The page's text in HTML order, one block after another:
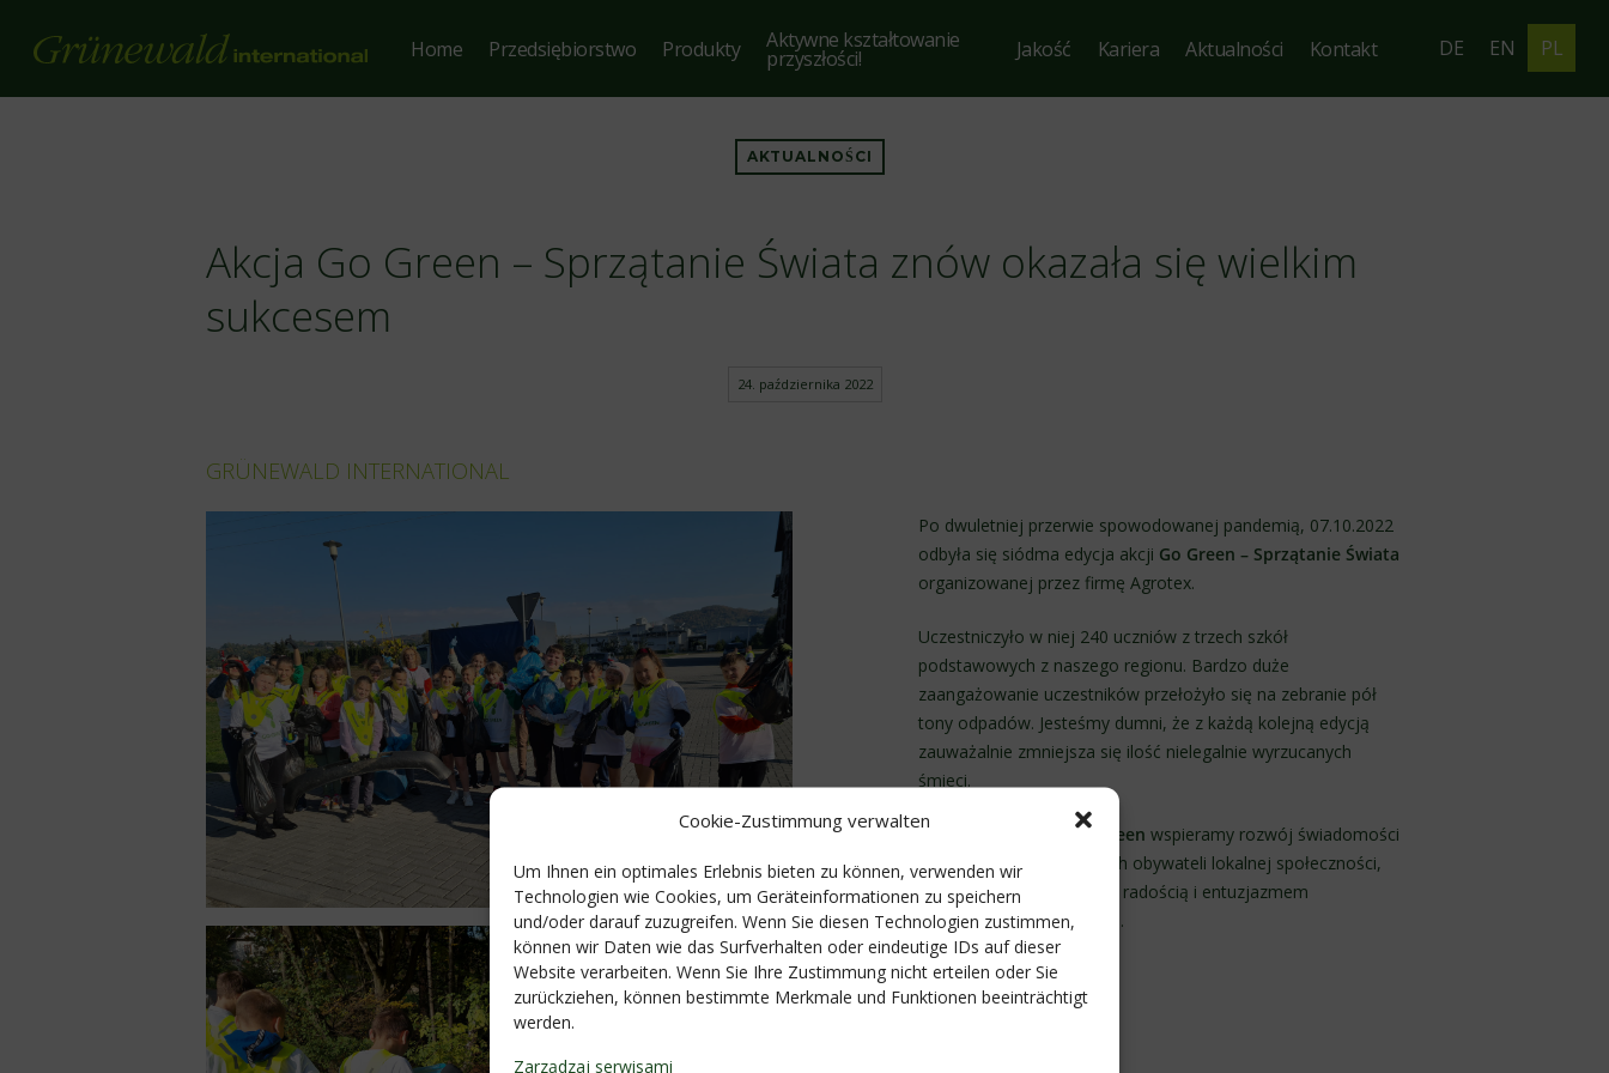
Cookie-Zustimmung verwalten
Um Ihnen ein optimales Erlebnis bieten zu können, verwenden wir
Technologien wie Cookies, um Geräteinformationen zu speichern
und/oder darauf zuzugreifen. Wenn Sie diesen Technologien zustimmen,
können wir Daten wie das Surfverhalten oder eindeutige IDs auf dieser
Website verarbeiten. Wenn Sie Ihre Zustimmung nicht erteilen oder Sie
zurückziehen, können bestimmte Merkmale und Funktionen beeinträchtigt
werden.
Zarządzaj serwisami
content
Home Przedsiębiorstwo Produkty Aktywne kształtowanie
przyszłości! Jakość Kariera Aktualności Kontakt DE EN PL
AKTUALNOŚCI
Akcja Go Green – Sprzątanie Świata znów okazała się wielkim
sukcesem
24. października 2022
GRÜNEWALD INTERNATIONAL
Po dwuletniej przerwie spowodowanej pandemią, 07.10.2022
odbyła się siódma edycja akcji Go Green – Sprzątanie Świata
organizowanej przez firmę Agrotex.
Uczestniczyło w niej 240 uczniów z trzech szkół
podstawowych z naszego regionu. Bardzo duże
zaangażowanie uczestników przełożyło się na zebranie pół
tony odpadów. Jesteśmy dumni, że z każdą kolejną edycją
zauważalnie zmniejsza się ilość nielegalnie wyrzucanych
śmieci.
Dzięki programowi Go Green wspieramy rozwój świadomości
ekologicznej najmłodszych obywateli lokalnej społeczności,
którzy zawsze z ogromną radością i entuzjazmem
uczestniczą w naszej akcji.